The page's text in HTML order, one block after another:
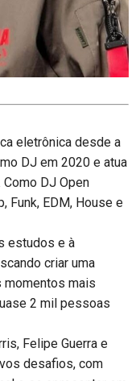
eletrônica desde a
DJ em 2020 e atua
DJ Open
Funk, EDM, House e
estudos e à
criar uma
momentos mais
2 mil pessoas
Felipe Guerra e
desafios, com